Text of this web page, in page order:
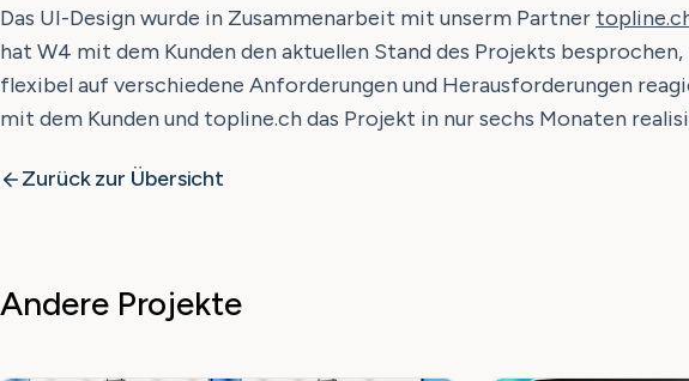
Das UI-Design wurde in Zusammenarbeit mit unserm Partner
hat W4 mit dem Kunden den aktuellen Stand des Projekts
flexibel auf verschiedene Anforderungen und Herausforderungen
mit dem Kunden und topline.ch das Projekt in nur sechs Monaten
Zurück zur Übersicht
Andere Projekte